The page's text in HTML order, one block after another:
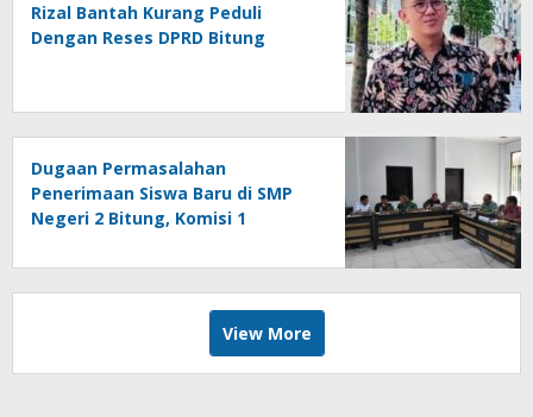
Rizal Bantah Kurang Peduli
Dengan Reses DPRD Bitung
Dugaan Permasalahan
Penerimaan Siswa Baru di SMP
Negeri 2 Bitung, Komisi 1
View More